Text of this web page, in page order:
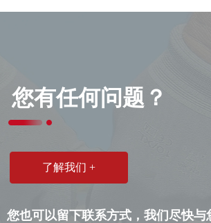
您有任何问题？
您也可以留下联系方式，我们尽快与
了解我们 +